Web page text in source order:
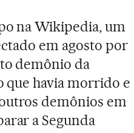
na Wikipedia, um
em agosto por
demônio da
que havia morrido e
outros demônios em
a Segunda